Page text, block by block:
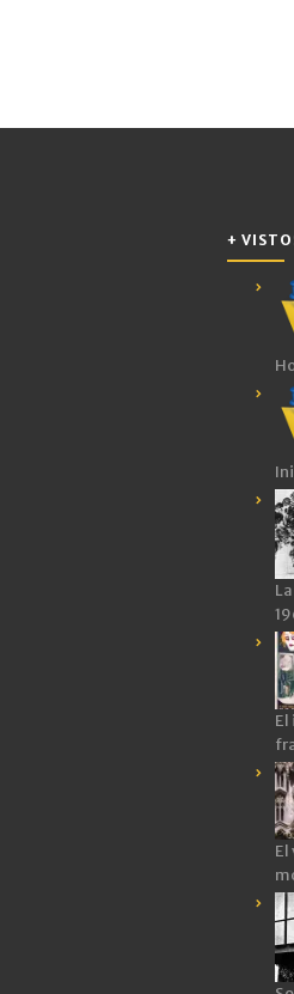
+
El